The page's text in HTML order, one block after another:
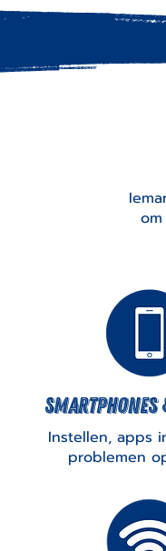
Smartphones
Instellen, apps
problemen